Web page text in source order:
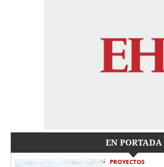
EN PORTADA
PROYECTOS